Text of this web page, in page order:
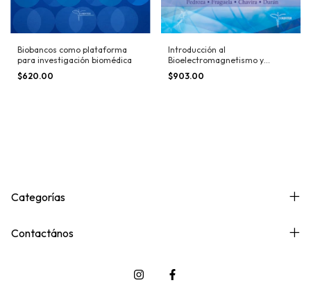
Biobancos como plataforma
para investigación biomédica
$620.00
Introducción al
Bioelectromagnetismo y
Bioseñales
$903.00
Categorías
Contactános